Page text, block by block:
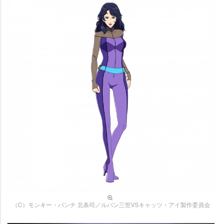
（C）モンキー・パンチ 北条司／ルパン三世VSキャッツ・アイ製作委員会